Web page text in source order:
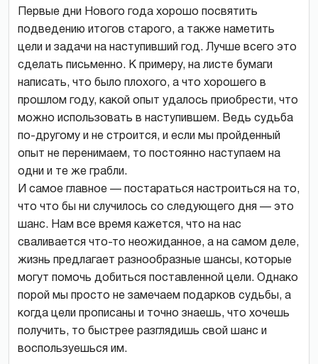
Первые дни Нового года хорошо посвятить
подведению итогов старого, а также наметить
цели и задачи на наступивший год. Лучше всего это
сделать письменно. К примеру, на листе бумаги
написать, что было плохого, а что хорошего в
прошлом году, какой опыт удалось приобрести, что
можно использовать в наступившем. Ведь судьба
по-другому и не строится, и если мы пройденный
опыт не перенимаем, то постоянно наступаем на
одни и те же грабли.
И самое главное — постараться настроиться на то,
что что бы ни случилось со следующего дня — это
шанс. Нам все время кажется, что на нас
сваливается что-то неожиданное, а на самом деле,
жизнь предлагает разнообразные шансы, которые
могут помочь добиться поставленной цели. Однако
порой мы просто не замечаем подарков судьбы, а
когда цели прописаны и точно знаешь, что хочешь
получить, то быстрее разглядишь свой шанс и
воспользуешься им.